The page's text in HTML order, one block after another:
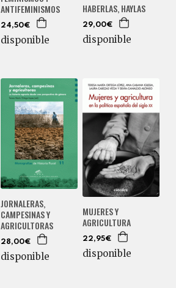
ANTIFEMINISMOS
24,50€
disponible
HABERLAS, HAYLAS
29,00€
disponible
JORNALERAS,
CAMPESINAS Y
AGRICULTORAS
28,00€
disponible
MUJERES Y
AGRICULTURA
22,95€
disponible